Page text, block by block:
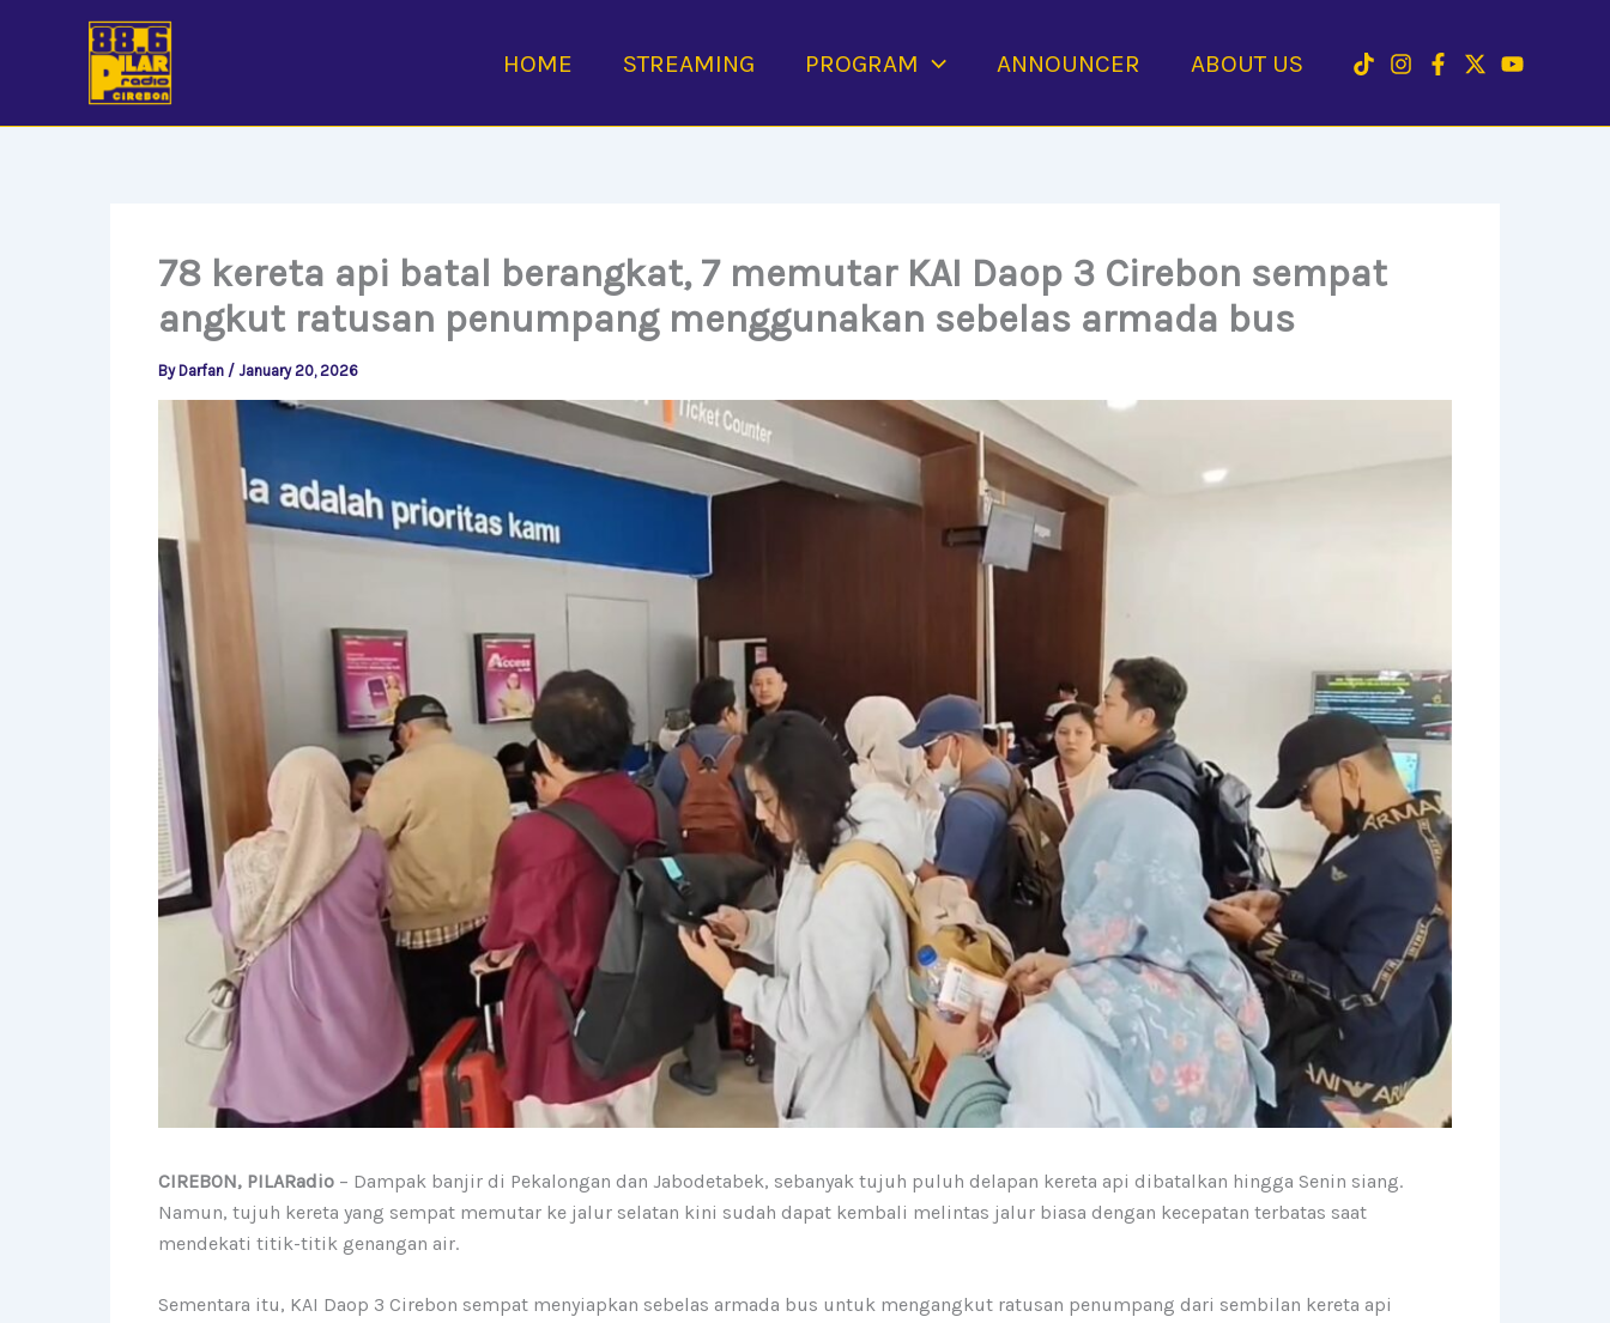
HOME STREAMING PROGRAM ANNOUNCER ABOUT US
78 kereta api batal berangkat, 7 memutar KAI Daop 3 Cirebon sempat
angkut ratusan penumpang menggunakan sebelas armada bus
By Darfan / January 20, 2026
CIREBON, PILARadio – Dampak banjir di Pekalongan dan Jabodetabek, sebanyak tujuh puluh delapan kereta api dibatalkan hingga Senin siang.
Namun, tujuh kereta yang sempat memutar ke jalur selatan kini sudah dapat kembali melintas jalur biasa dengan kecepatan terbatas saat
mendekati titik-titik genangan air.
Sementara itu, KAI Daop 3 Cirebon sempat menyiapkan sebelas armada bus untuk mengangkut ratusan penumpang dari sembilan kereta api